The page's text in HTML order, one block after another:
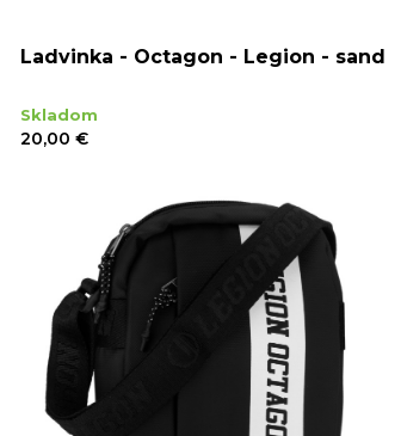
Ladvinka - Octagon - Legion - sand
Skladom
20,00 €